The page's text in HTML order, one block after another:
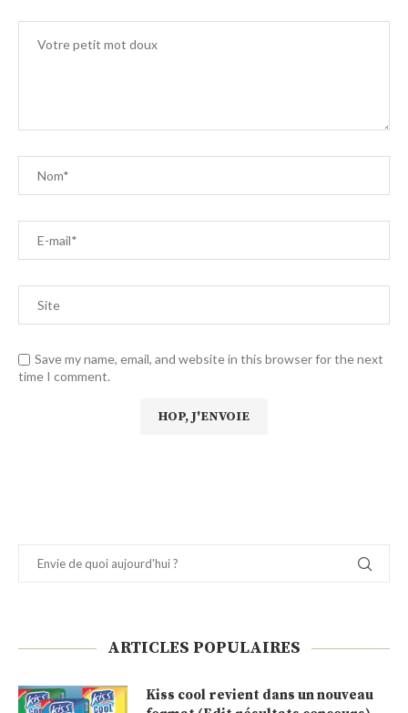
Save my name, email, and website in this browser for the next
time I comment.
ARTICLES POPULAIRES
Kiss cool revient dans un nouveau